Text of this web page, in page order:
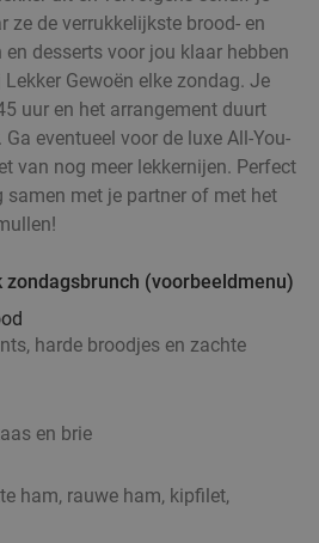
ze de verrukkelijkste brood- en
en desserts voor jou klaar hebben
Gewoën elke zondag. Je
uur en het arrangement duurt
eventueel voor de luxe All-You-
van nog meer lekkernijen. Perfect
samen met je partner of met het
zondagsbrunch (voorbeeldmenu)
harde broodjes en zachte
en brie
ham, rauwe ham, kipfilet,